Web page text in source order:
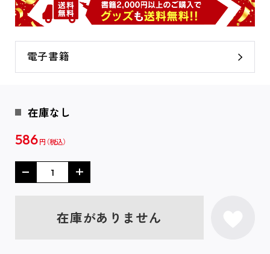
電子書籍
在庫なし
586 円
在庫がありません